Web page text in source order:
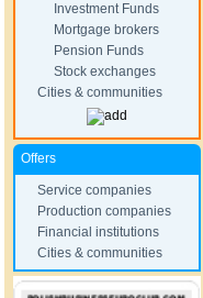
Investment Funds
Mortgage brokers
Pension Funds
Stock exchanges
Cities & communities
Offers
Service companies
Production companies
Financial institutions
Cities & communities